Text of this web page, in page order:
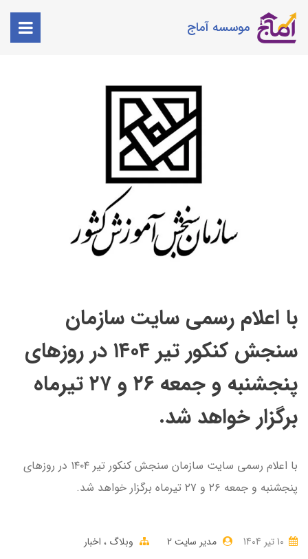
موسسه آماج
با اعلام رسمی سایت سازمان
سنجش کنکور تیر ۱۴۰۴ در روزهای
پنجشنبه و جمعه ۲۶ و ۲۷ تیرماه
برگزار خواهد شد.
با اعلام رسمی سایت سازمان سنجش کنکور تیر ۱۴۰۴ در روزهای
پنجشنبه و جمعه ۲۶ و ۲۷ تیرماه برگزار خواهد شد.
مدیر سایت 2 وبلاگ اخبار